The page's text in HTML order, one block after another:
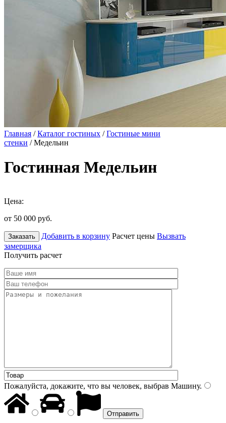
Главная /Каталог гостиных /Гостиные мини
стенки / Медельин
Гостинная Медельин
Цена:
от 50 000 руб.
Заказать Добавить в корзину Расчет цены Вызвать
замерщика
Получить расчет
Пожалуйста, докажите, что вы человек, выбрав Машину.